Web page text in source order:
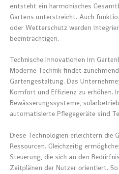
entsteht ein harmonisches
Gartens unterstreicht. Auch
oder Wetterschutz werden
beeinträchtigen.
Technische Innovationen im
Moderne Technik findet
Gartengestaltung. Das
Komfort und Effizienz zu erhöhen.
Bewässerungssysteme,
automatisierte Pflegegeräte sind
Diese Technologien erleichtern die
Ressourcen. Gleichzeitig
Steuerung, die sich an den
Zeitplänen der Nutzer orientiert.